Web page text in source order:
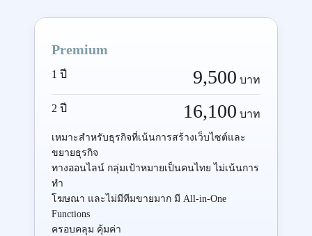
Premium
1 ปี 9,500 บาท
2 ปี 16,100 บาท
เหมาะสำหรับธุรกิจที่เน้นการสร้างเว็บไซต์และ
ขยายธุรกิจ
ทางออนไลน์ กลุ่มเป้าหมายเป็นคนไทย ไม่เน้นการ
ทำ
โฆษณา และไม่มีทีมขายมาก มี All-in-One
Functions
ครอบคลุม คุ้มค่า